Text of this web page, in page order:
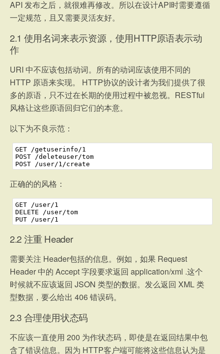
API 发布之后，就很难再修改。所以在设计API时需要遵循
一定规范，且又需要灵活友好。
2.1 使用名词来表示资源，使用HTTP原语表示动
作
URI 中不应该包括动词。所有的动词应该使用不同的
HTTP 原语来实现。 HTTP协议的设计者为我们提供了很
多的原语，只不过在长期的使用过程中被忽视。RESTful
风格让这些原语回归它们的本意。
以下为不良示范：
GET /getuserinfo/1
POST /deleteuser/tom
POST /user/1/create
正确的的风格：
GET /user/1
DELETE /user/tom
PUT /user/1
2.2注重 Header
需要关注 Header包括的信息。例如，如果 Request
Header 中的 Accept 字段要求返回 application/xml .这个
时候就不应该返回 JSON 类型的数据。发么返回 XML 类
型数据，要么给出 406 错误码。
2.3合理使用状态码
不应该一直使用 200 为作状态码，即使是在返回结果中包
含了错误信息。因为 HTTP客户端可能将这些信息认为是